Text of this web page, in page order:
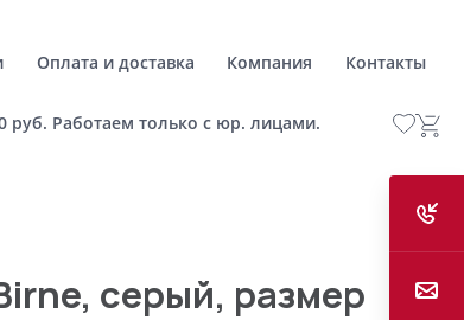
Оплата и доставка Компания Контакты
руб. Работаем только с юр. лицами.
серый, размер